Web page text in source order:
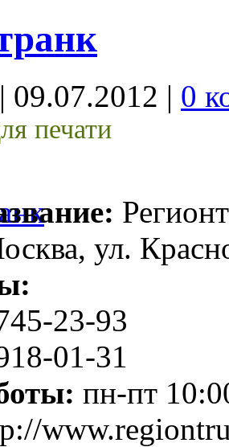
| 09.07.2012 | 0
печати
ул.
23-93
01-31
пн-пт